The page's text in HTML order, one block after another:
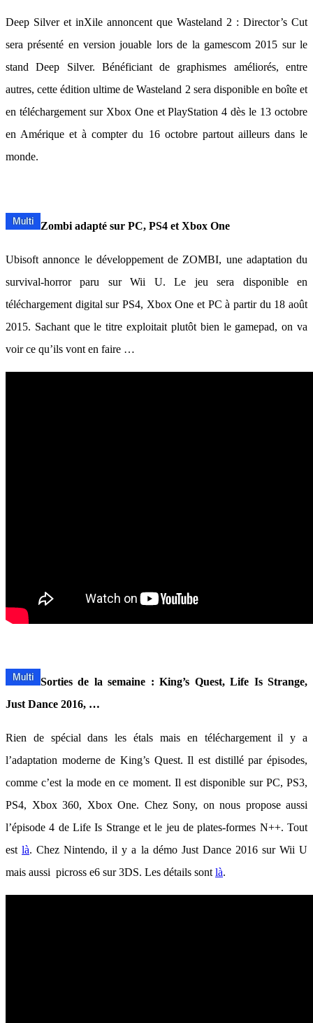
Deep Silver et inXile annoncent que Wasteland 2 : Director’s Cut
sera présenté en version jouable lors de la gamescom 2015 sur le
stand Deep Silver. Bénéficiant de graphismes améliorés, entre
autres, cette édition ultime de Wasteland 2 sera disponible en boîte et
en téléchargement sur Xbox One et PlayStation 4 dès le 13 octobre
en Amérique et à compter du 16 octobre partout ailleurs dans le
monde.
Zombi adapté sur PC, PS4 et Xbox One
Ubisoft annonce le développement de ZOMBI, une adaptation du
survival-horror paru sur Wii U. Le jeu sera disponible en
téléchargement digital sur PS4, Xbox One et PC à partir du 18 août
2015. Sachant que le titre exploitait plutôt bien le gamepad, on va
voir ce qu’ils vont en faire …
Sorties de la semaine : King’s Quest, Life Is Strange,
Just Dance 2016, …
Rien de spécial dans les étals mais en téléchargement il y a
l’adaptation moderne de King’s Quest. Il est distillé par épisodes,
comme c’est la mode en ce moment. Il est disponible sur PC, PS3,
PS4, Xbox 360, Xbox One. Chez Sony, on nous propose aussi
l’épisode 4 de Life Is Strange et le jeu de plates-formes N++. Tout
estlà. Chez Nintendo, il y a la démo Just Dance 2016 sur Wii U
mais aussi picross e6 sur 3DS. Les détails sont là.